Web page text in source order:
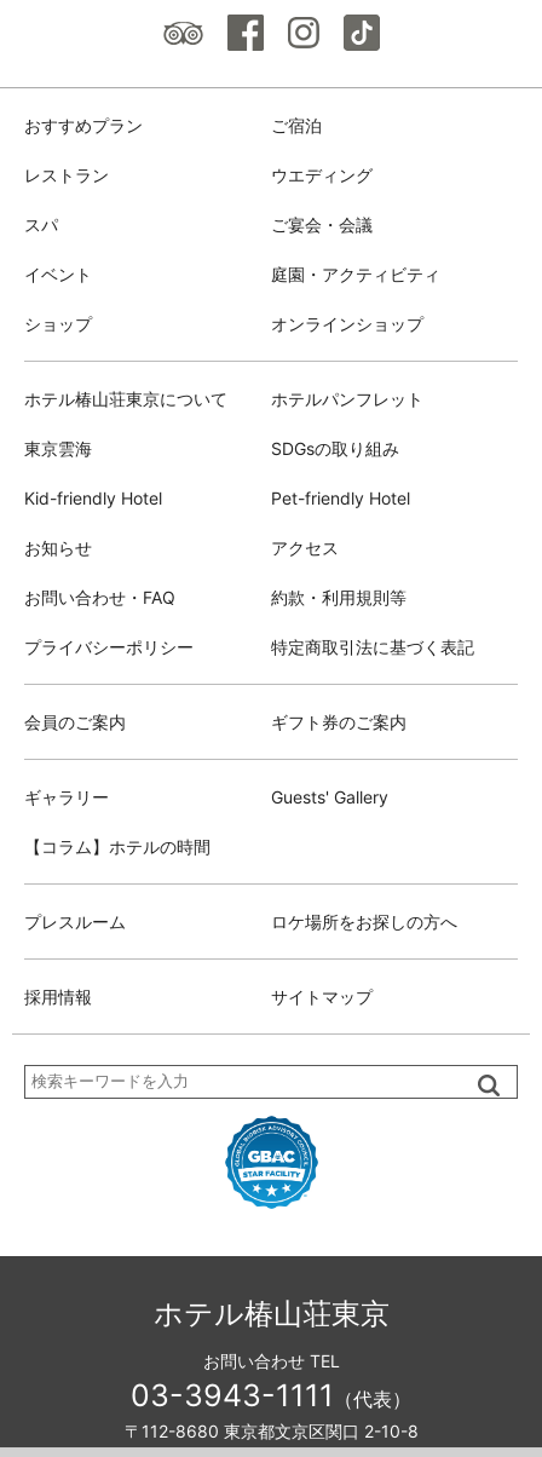
おすすめプラン ご宿泊
レストラン ウエディング
スパ ご宴会・会議
イベント 庭園・アクティビティ
ショップ オンラインショップ
ホテル椿山荘東京について ホテルパンフレット
東京雲海 SDGsの取り組み
Kid-friendly Hotel Pet-friendly Hotel
お知らせ アクセス
お問い合わせ・FAQ 約款・利用規則等
プライバシーポリシー 特定商取引法に基づく表記
会員のご案内 ギフト券のご案内
ギャラリー Guests' Gallery
【コラム】ホテルの時間
プレスルーム ロケ場所をお探しの方へ
採用情報 サイトマップ
ホテル椿山荘東京
〒112-8680 東京都文京区関口 2-10-8
お問い合わせ TEL
03-3943-1111 （代表）